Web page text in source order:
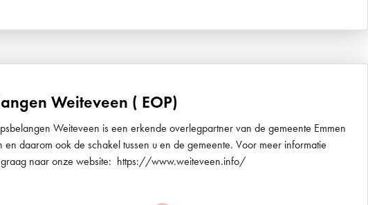
Weiteveen ( EOP)
Weiteveen is een erkende overlegpartner van de gemeente Emmen
en daarom ook de schakel tussen u en de gemeente. Voor meer informatie
naar onze website: https://www.weiteveen.info/